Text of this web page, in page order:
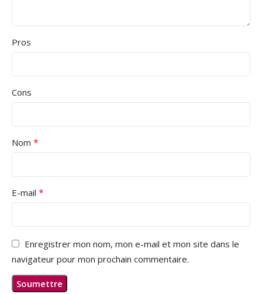
Pros
Cons
Nom *
E-mail *
Enregistrer mon nom, mon e-mail et mon site dans le
navigateur pour mon prochain commentaire.